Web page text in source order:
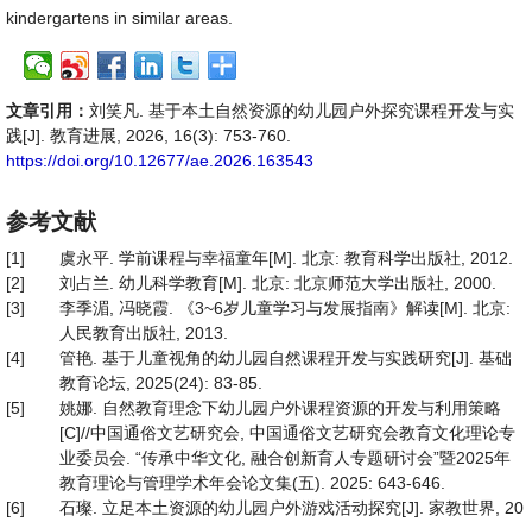
kindergartens in similar areas.
文章引用： 刘笑凡. 基于本土自然资源的幼儿园户外探究课程开发与实
践[J]. 教育进展, 2026, 16(3): 753-760.
https://doi.org/10.12677/ae.2026.163543
参考文献
[1]
虞永平. 学前课程与幸福童年[M]. 北京: 教育科学出版社, 2012.
[2]
刘占兰. 幼儿科学教育[M]. 北京: 北京师范大学出版社, 2000.
[3]
李季湄, 冯晓霞. 《3~6岁儿童学习与发展指南》解读[M]. 北京:
人民教育出版社, 2013.
[4]
管艳. 基于儿童视角的幼儿园自然课程开发与实践研究[J]. 基础
教育论坛, 2025(24): 83-85.
[5]
姚娜. 自然教育理念下幼儿园户外课程资源的开发与利用策略
[C]//中国通俗文艺研究会, 中国通俗文艺研究会教育文化理论专
业委员会. “传承中华文化, 融合创新育人专题研讨会”暨2025年
教育理论与管理学术年会论文集(五). 2025: 643-646.
[6]
石璨. 立足本土资源的幼儿园户外游戏活动探究[J]. 家教世界, 20